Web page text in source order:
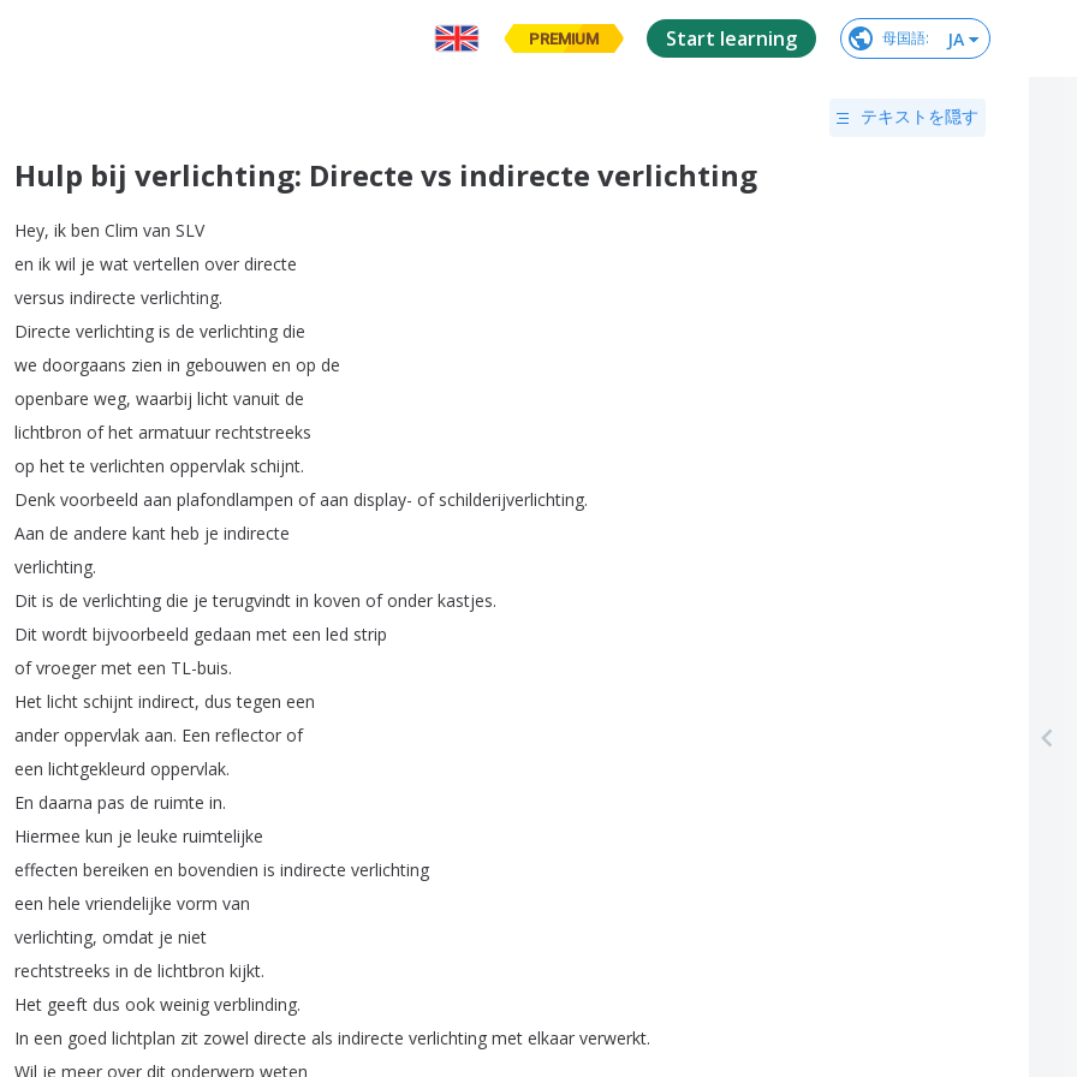
PREMIUM Start learning 母国語: JA
テキストを隠す
Hulp bij verlichting: Directe vs indirecte verlichting
Hey, ik ben Clim van SLV
en ik wil je wat vertellen over directe
versus indirecte verlichting.
Directe verlichting is de verlichting die
we doorgaans zien in gebouwen en op de
openbare weg, waarbij licht vanuit de
lichtbron of het armatuur rechtstreeks
op het te verlichten oppervlak schijnt.
Denk voorbeeld aan plafondlampen of aan display- of schilderijverlichting.
Aan de andere kant heb je indirecte
verlichting.
Dit is de verlichting die je terugvindt in koven of onder kastjes.
Dit wordt bijvoorbeeld gedaan met een led strip
of vroeger met een TL-buis.
Het licht schijnt indirect, dus tegen een
ander oppervlak aan. Een reflector of
een lichtgekleurd oppervlak.
En daarna pas de ruimte in.
Hiermee kun je leuke ruimtelijke
effecten bereiken en bovendien is indirecte verlichting
een hele vriendelijke vorm van
verlichting, omdat je niet
rechtstreeks in de lichtbron kijkt.
Het geeft dus ook weinig verblinding.
In een goed lichtplan zit zowel directe als indirecte verlichting met elkaar verwerkt.
Wil je meer over dit onderwerp weten